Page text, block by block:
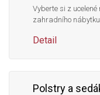
Vyberte si z
zahradního
Detail
Polstry a